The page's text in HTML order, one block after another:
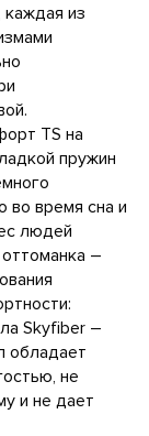
каждая из
TS на
пружин
во время сна и
людей
–
Skyfiber –
обладает
не
и не дает